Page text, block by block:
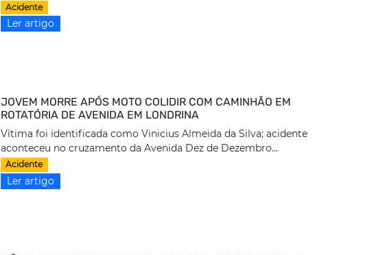
Acidente
Ler artigo
JOVEM MORRE APÓS MOTO COLIDIR COM CAMINHÃO EM
ROTATÓRIA DE AVENIDA EM LONDRINA
Vítima foi identificada como Vinicius Almeida da Silva; acidente
aconteceu no cruzamento da Avenida Dez de Dezembro...
Acidente
Ler artigo